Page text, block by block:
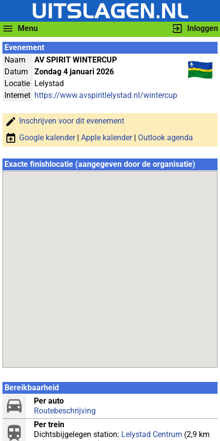
Menu Inloggen
Evenement
Naam
AV SPIRIT WINTERCUP
Datum
Zondag 4 januari 2026
Locatie Lelystad
Internet https://www.avspiritlelystad.nl/wintercup
Inschrijven voor dit evenement
Google kalender| Apple kalender| Outlook agenda
Exacte finishlocatie (aangegeven door de organisatie)
Bereikbaarheid
Per auto
Routebeschrijving
Per trein
Dichtsbijgelegen station: Lelystad Centrum (2,9 km